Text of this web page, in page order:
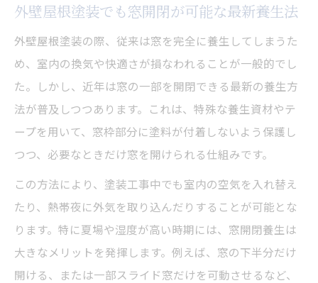
外壁屋根塗装中のエアコン使用時の注意点
まとめ
外壁屋根塗装とエアコン同時使用のポイン
外壁屋根塗装時に推奨されるエアコンメン
テナンス
外壁屋根塗装でも窓開閉が可能な最新養生法
外壁屋根塗装の際、従来は窓を完全に養生してしまうた
め、室内の換気や快適さが損なわれることが一般的でし
た。しかし、近年は窓の一部を開閉できる最新の養生方
法が普及しつつあります。これは、特殊な養生資材やテ
ープを用いて、窓枠部分に塗料が付着しないよう保護し
つつ、必要なときだけ窓を開けられる仕組みです。
この方法により、塗装工事中でも室内の空気を入れ替え
たり、熱帯夜に外気を取り込んだりすることが可能とな
ります。特に夏場や湿度が高い時期には、窓開閉養生は
大きなメリットを発揮します。例えば、窓の下半分だけ
開ける、または一部スライド窓だけを可動させるなど、